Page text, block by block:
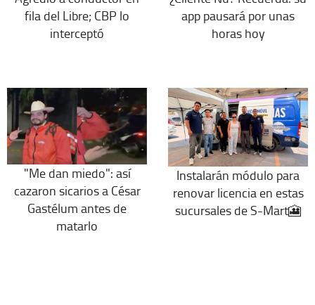
fila del Libre; CBP lo
interceptó
app pausará por unas
horas hoy
"Me dan miedo": así
cazaron sicarios a César
Gastélum antes de
matarlo
Instalarán módulo para
renovar licencia en estas
sucursales de S-Mart🎦